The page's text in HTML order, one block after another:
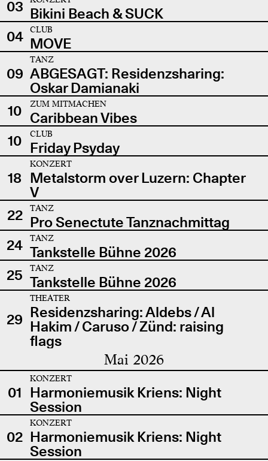
03 Bikini Beach & SUCK
04
CLUB
MOVE
09
TANZ
ABGESAGT: Residenzsharing:
Oskar Damianaki
10
ZUM MITMACHEN
Caribbean Vibes
10
CLUB
Friday Psyday
18
KONZERT
Metalstorm over Luzern: Chapter
V
22
TANZ
Pro Senectute Tanznachmittag
24
TANZ
Tankstelle Bühne 2026
25
TANZ
Tankstelle Bühne 2026
29
THEATER
Residenzsharing: Aldebs / Al
Hakim / Caruso / Zünd: raising
flags
Mai 2026
01
KONZERT
Harmoniemusik Kriens: Night
Session
02
KONZERT
Harmoniemusik Kriens: Night
Session